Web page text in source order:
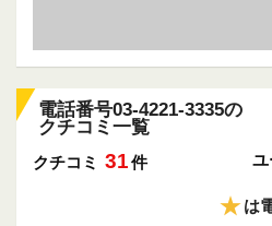
電話番号03-4221-3335の
クチコミ一覧
クチコミ 31件 ユ
★は